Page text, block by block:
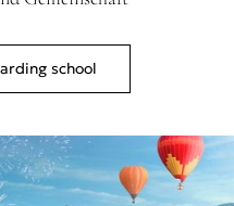
school